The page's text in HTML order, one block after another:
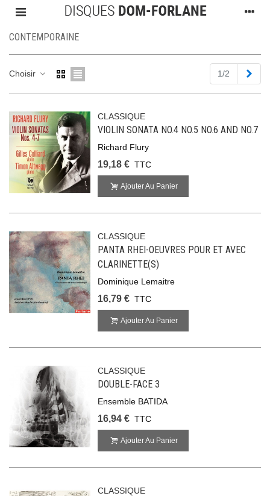
CONTEMPORAINE
Choisir 1/2
CLASSIQUE
VIOLIN SONATA NO.4 NO.5 NO.6 AND NO.7
Richard Flury
19,18 € TTC
Ajouter Au Panier
CLASSIQUE
PANTA RHEI-OEUVRES POUR ET AVEC
CLARINETTE(S)
Dominique Lemaitre
16,79 € TTC
Ajouter Au Panier
CLASSIQUE
DOUBLE-FACE 3
Ensemble BATIDA
16,94 € TTC
Ajouter Au Panier
CLASSIQUE